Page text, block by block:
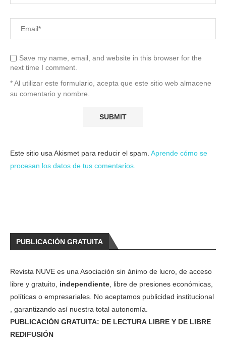
Save my name, email, and website in this browser for the
next time I comment.
* Al utilizar este formulario, acepta que este sitio web almacene
su comentario y nombre.
Este sitio usa Akismet para reducir el spam. Aprende cómo se
procesan los datos de tus comentarios.
PUBLICACIÓN GRATUITA
Revista NUVE es una Asociación sin ánimo de lucro, de acceso
libre y gratuito, independiente, libre de presiones económicas,
políticas o empresariales. No aceptamos publicidad institucional
, garantizando así nuestra total autonomía.
PUBLICACIÓN GRATUITA: DE LECTURA LIBRE Y DE LIBRE
REDIFUSIÓN